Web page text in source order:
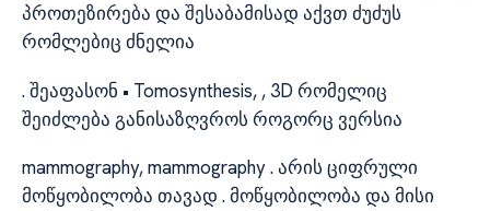
პროთეზირება და შესაბამისად აქვთ ძუძუს
რომლებიც ძნელია
. შეაფასონ • Tomosynthesis, , 3D რომელიც
შეიძლება განისაზღვროს როგორც ვერსია
mammography, mammography . არის ციფრული
მოწყობილობა თავად . მოწყობილობა და მისი